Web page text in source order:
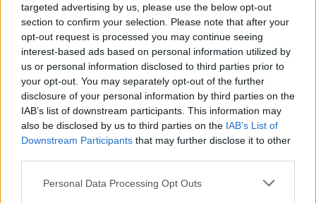
targeted advertising by us, please use the below opt-out
section to confirm your selection. Please note that after your
opt-out request is processed you may continue seeing
interest-based ads based on personal information utilized by
us or personal information disclosed to third parties prior to
your opt-out. You may separately opt-out of the further
disclosure of your personal information by third parties on the
IAB’s list of downstream participants. This information may
also be disclosed by us to third parties on the IAB’s List of
Downstream Participants that may further disclose it to other
Please note that this website/app uses one or more Google
Personal Data Processing Opt Outs
Κόσμος 07.10.2023 20:32
Δραματική η κατάσταση μετά τον
σεισμό στο Αφγανιστάν: Στους 120 οι
νεκροί - Πάνω από 1.000 τραυματίες
Κόσμος|07.10.2023 20:43
Ισραήλ: Ο ηγέτης της αντιπολίτευσης
προτείνει τον σχηματισμό